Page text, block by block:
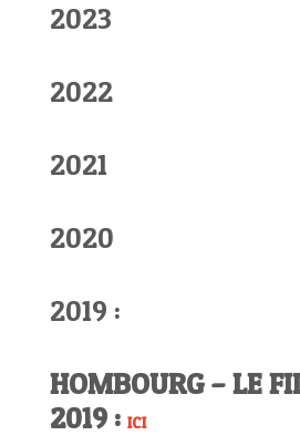
2023
2022
2021
2020
2019 :
HOMBOURG – LE
2019 : ICI